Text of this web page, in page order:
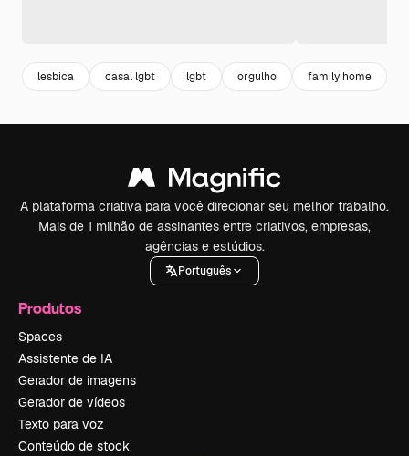
lesbica casal lgbt lgbt orgulho family home
A plataforma criativa para você direcionar seu melhor trabalho.
Mais de 1 milhão de assinantes entre criativos, empresas,
agências e estúdios.
Português
Produtos
Spaces
Assistente de IA
Gerador de imagens
Gerador de vídeos
Texto para voz
Conteúdo de stock